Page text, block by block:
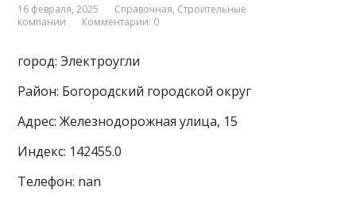
16 февраля, 2025 Справочная, Строительные
компании
Комментарии: 0
город: Электроугли
Район: Богородский городской округ
Адрес: Железнодорожная улица, 15
Индекс: 142455.0
Телефон: nan